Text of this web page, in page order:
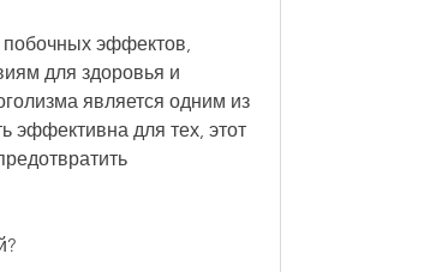
эффектов,
для здоровья и
является одним из
эффективна для тех, этот